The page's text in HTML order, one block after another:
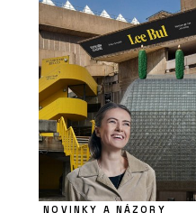
NOVINKY A NÁZORY